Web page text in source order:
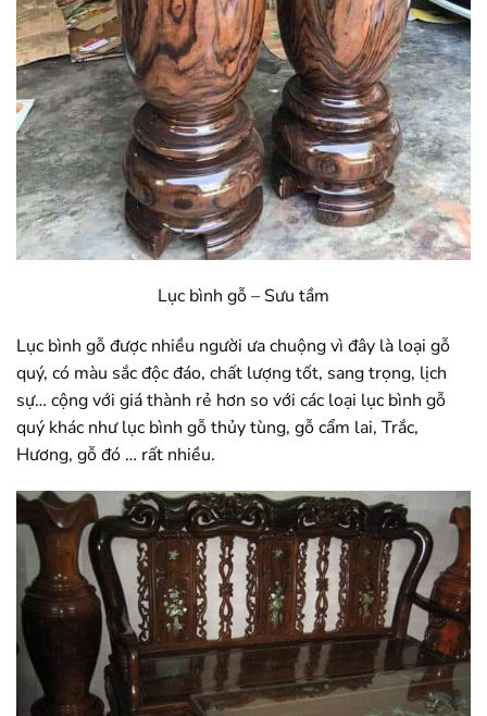
Lục bình gỗ – Sưu tầm
Lục bình gỗ được nhiều người ưa chuộng vì đây là loại gỗ
quý, có màu sắc độc đáo, chất lượng tốt, sang trọng, lịch
sự… cộng với giá thành rẻ hơn so với các loại lục bình gỗ
quý khác như lục bình gỗ thủy tùng, gỗ cẩm lai, Trắc,
Hương, gỗ đó … rất nhiều.